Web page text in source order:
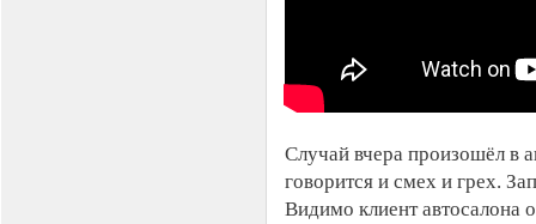
Cлучай вчера произошёл в
говорится и смех и грех.
Видимо клиент автосалона